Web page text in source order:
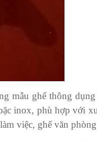
mẫu ghế thông
inox, phù hợp với
làm việc, ghế văn